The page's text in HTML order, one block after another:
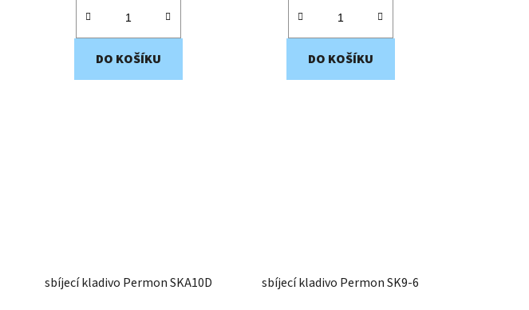
DO KOŠÍKU DO KOŠÍKU
sbíjecí kladivo Permon SKA10D sbíjecí kladivo Permon SK9-6